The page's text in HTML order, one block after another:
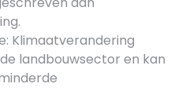
Klimaatverandering
landbouwsector en kan